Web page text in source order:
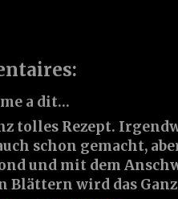
a dit…
tolles Rezept.
schon gemacht,
und mit dem
Blättern wird das